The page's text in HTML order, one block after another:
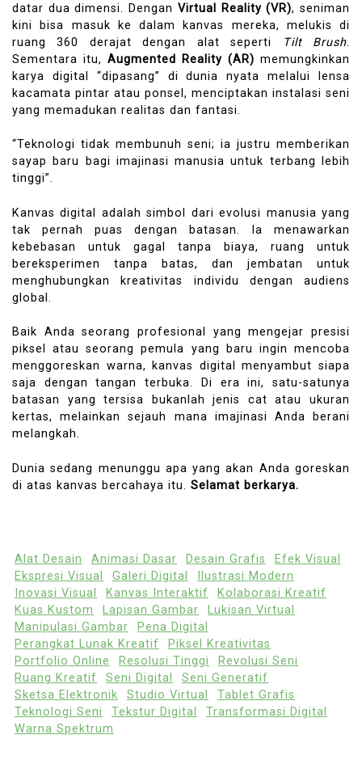
datar dua dimensi. Dengan Virtual Reality (VR), seniman
kini bisa masuk ke dalam kanvas mereka, melukis di
ruang 360 derajat dengan alat seperti
Tilt Brush.
Sementara itu, Augmented Reality (AR) memungkinkan
karya digital “dipasang” di dunia nyata melalui lensa
kacamata pintar atau ponsel, menciptakan instalasi seni
yang memadukan realitas dan fantasi.
“Teknologi tidak membunuh seni; ia justru memberikan
sayap baru bagi imajinasi manusia untuk terbang lebih
tinggi”.
Kanvas digital adalah simbol dari evolusi manusia yang
tak pernah puas dengan batasan. Ia menawarkan
kebebasan untuk gagal tanpa biaya, ruang untuk
bereksperimen tanpa batas, dan jembatan untuk
menghubungkan kreativitas individu dengan audiens
global.
Baik Anda seorang profesional yang mengejar presisi
piksel atau seorang pemula yang baru ingin mencoba
menggoreskan warna, kanvas digital menyambut siapa
saja dengan tangan terbuka. Di era ini, satu-satunya
batasan yang tersisa bukanlah jenis cat atau ukuran
kertas, melainkan sejauh mana imajinasi Anda berani
melangkah.
Dunia sedang menunggu apa yang akan Anda goreskan
di atas kanvas bercahaya itu. Selamat berkarya.
Alat Desain Animasi Dasar Desain Grafis
Efek Visual
Ekspresi Visual
Galeri Digital
Ilustrasi Modern
Inovasi Visual
Kanvas Interaktif
Kolaborasi Kreatif
Kuas Kustom
Lapisan Gambar
Lukisan Virtual
Manipulasi Gambar
Pena Digital
Perangkat Lunak Kreatif
Piksel Kreativitas
Portfolio Online
Resolusi Tinggi
Revolusi Seni
Ruang Kreatif
Seni Digital
Seni Generatif
Sketsa Elektronik
Studio Virtual
Tablet Grafis
Teknologi Seni
Tekstur Digital
Transformasi Digital
Warna Spektrum